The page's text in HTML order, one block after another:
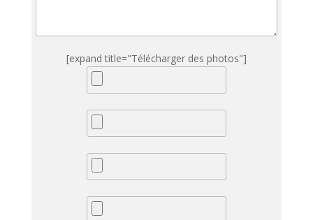
[expand title="Télécharger des photos"]